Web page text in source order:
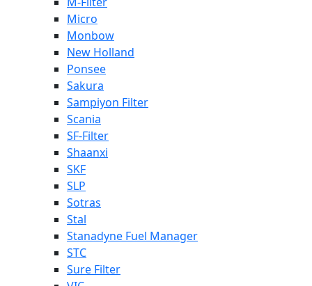
Micro
Monbow
New Holland
Ponsee
Sakura
Sampiyon Filter
Scania
SF-Filter
Shaanxi
SKF
SLP
Sotras
Stal
Stanadyne Fuel Manager
STC
Sure Filter